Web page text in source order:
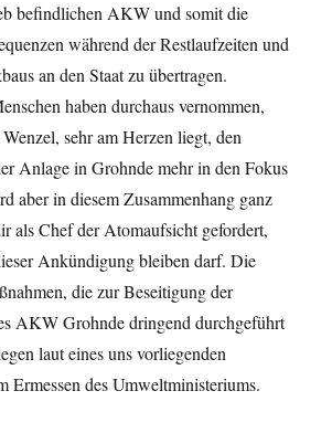
befindlichen AKW und somit die
während der Restlaufzeiten und
an den Staat zu übertragen.
haben durchaus vernommen,
Wenzel, sehr am Herzen liegt, den
Anlage in Grohnde mehr in den Fokus
aber in diesem Zusammenhang ganz
als Chef der Atomaufsicht gefordert,
Ankündigung bleiben darf. Die
die zur Beseitigung der
AKW Grohnde dringend durchgeführt
laut eines uns vorliegenden
Ermessen des Umweltministeriums.